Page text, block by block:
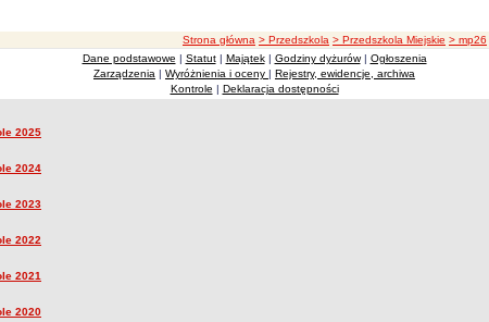
ścieżka nawigacji
Strona główna > Przedszkola > Przedszkola Miejskie > mp26
Dane podstawowe | Statut| Majątek| Godziny dyżurów| Ogłoszenia
Zarządzenia | Wyróżnienia i oceny | Rejestry, ewidencje, archiwa
Kontrole | Deklaracja dostępności
2025
2024
2023
2022
2021
2020